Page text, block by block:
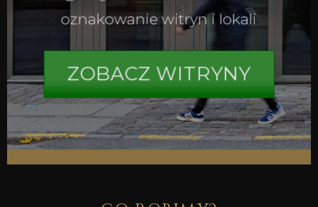
oznakowanie witryn i lokali
ZOBACZ WITRYNY